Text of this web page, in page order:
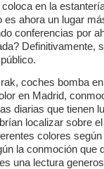
en la
es ahora un lugar
conferencias por
Definitivamente,
coches bomba
en Madrid,
diarias que tienen
localizar sobre
colores
la conmoción que
una lectura